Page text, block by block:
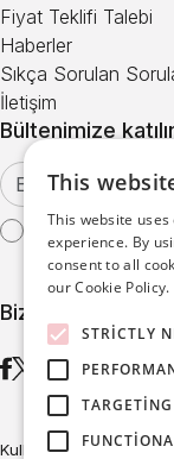
Fiyat Teklifi Talebi
Haberler
Sıkça Sorulan
İletişim
Bültenimize
Kullanım Şartları
Bizi takip edin
Kullanım Şartları
This
This website
experience. By
consent to all
our Cookie Policy.
STRICTLY
TARGETING